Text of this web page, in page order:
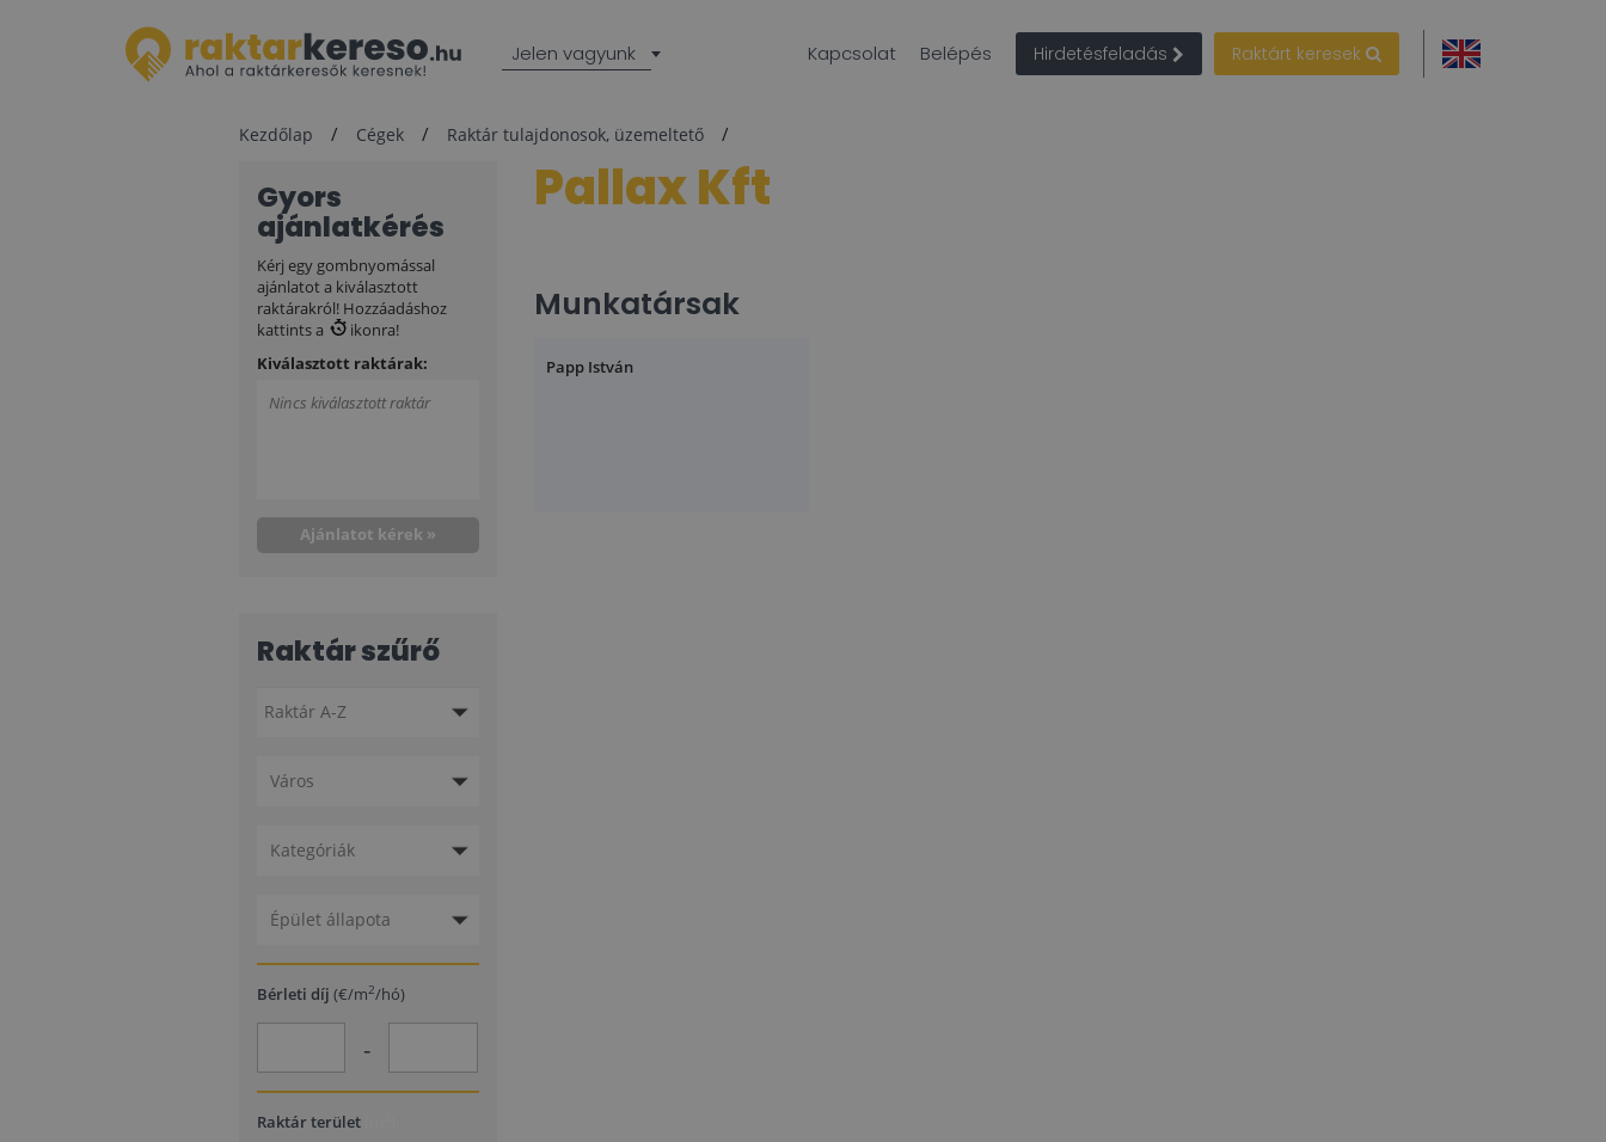
Jelen vagyunk Kapcsolat Belépés Hirdetésfeladás Raktárt keresek
Kezdőlap Cégek Raktár tulajdonosok, üzemeltető
Gyors
ajánlatkérés
Kérj egy gombnyomással
ajánlatot a kiválasztott
raktárakról! Hozzáadáshoz
kattints a
ikonra!
Kiválasztott raktárak:
Nincs kiválasztott raktár
Ajánlatot kérek »
Raktár szűrő
Város
Kategóriák
Épület állapota
Bérleti díj (€/m2/hó)
-
Raktár terület
Pallax Kft
Munkatársak
Papp István